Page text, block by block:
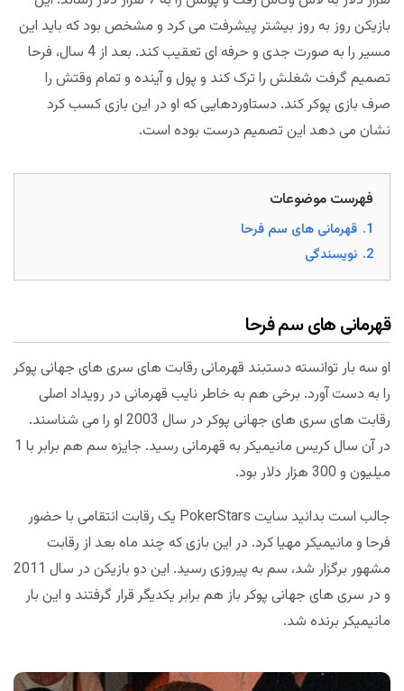
بازیکن روز به روز بیشتر پیشرفت می کرد و مشخص بود که باید این
مسیر را به صورت جدی و حرفه ای تعقیب کند. بعد از 4 سال، فرحا
تصمیم گرفت شغلش را ترک کند و پول و آینده و تمام وقتش را
صرف بازی پوکر کند. دستاوردهایی که او در این بازی کسب کرد
نشان می دهد این تصمیم درست بوده است.
فهرست موضوعات
1. قهرمانی های سم فرحا
2. نویسندگی
قهرمانی های سم فرحا
او سه بار توانسته دستبند قهرمانی رقابت های سری های جهانی پوکر
را به دست آورد. برخی هم به خاطر نایب قهرمانی در رویداد اصلی
رقابت های سری های جهانی پوکر در سال 2003 او را می شناسند.
در آن سال کریس مانیمیکر به قهرمانی رسید. جایزه سم هم برابر با 1
میلیون و 300 هزار دلار بود.
جالب است بدانید سایت PokerStars یک رقابت انتقامی با حضور
فرحا و مانیمیکر مهیا کرد. در این بازی که چند ماه بعد از رقابت
مشهور برگزار شد، سم به پیروزی رسید. این دو بازیکن در سال 2011
و در سری های جهانی پوکر باز هم برابر یکدیگر قرار گرفتند و این بار
مانیمیکر برنده شد.